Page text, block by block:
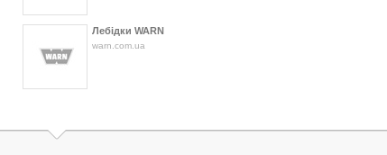
Лебідки WARN
warn.com.ua